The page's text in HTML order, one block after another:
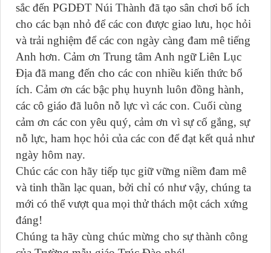
sắc đến PGDĐT Núi Thành đã tạo sân chơi bổ ích
cho các bạn nhỏ để các con được giao lưu, học hỏi
và trải nghiệm để các con ngày càng đam mê tiếng
Anh hơn. Cảm ơn Trung tâm Anh ngữ Liên Lục
Địa đã mang đến cho các con nhiều kiến thức bổ
ích. Cảm ơn các bậc phụ huynh luôn đồng hành,
các cô giáo đã luôn nỗ lực vì các con. Cuối cùng
cảm ơn các con yêu quý, cảm ơn vì sự cố gắng, sự
nỗ lực, ham học hỏi của các con để đạt kết quả như
ngày hôm nay.
Chúc các con hãy tiếp tục giữ vững niềm đam mê
và tinh thần lạc quan, bởi chỉ có như vậy, chúng ta
mới có thể vượt qua mọi thử thách một cách xứng
đáng!
Chúng ta hãy cùng chúc mừng cho sự thành công